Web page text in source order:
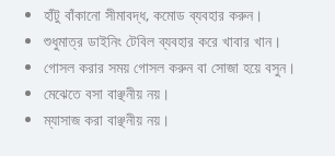
হাঁটু বাঁকানো সীমাবদ্ধ, কমোড ব্যবহার করুন।
শুধুমাত্র ডাইনিং টেবিল ব্যবহার করে খাবার খান।
গোসল করার সময় গোসল করুন বা সোজা হয়ে বসুন।
মেঝেতে বসা বাঞ্ছনীয় নয়।
ম্যাসাজ করা বাঞ্ছনীয় নয়।